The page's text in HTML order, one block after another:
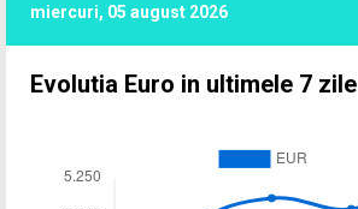
miercuri, 05 august 2026
Evolutia Euro in ultimele 7 zile